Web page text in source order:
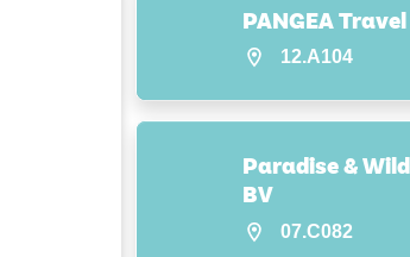
PANGEA Travel
12.A104
Paradise &
BV
07.C082